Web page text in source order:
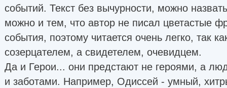
событий. Текст без вычурности, можно
можно и тем, что автор не писал цветастые
события, поэтому читается очень легко, так
созерцателем, а свидетелем, очевидцем.
Да и Герои... они предстают не героями, а
и заботами. Например, Одиссей - умный,